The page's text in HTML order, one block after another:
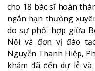
cho 18 bác sĩ hoàn
ngắn hạn thường
do sự phối hợp giữa
Nội và đơn vị đào tạo
Nguyễn Thanh Hiệp,
khám đã đến dự lễ